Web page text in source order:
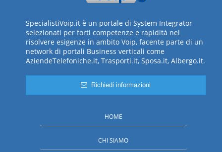
SpecialistiVoip.it è un portale di System Integrator
selezionati per forti competenze e rapidità nel
risolvere esigenze in ambito Voip, facente parte di un
network di portali Business verticali come
AziendeTelefoniche.it, Trasporti.it, Sposa.it, Albergo.it.
Richiedi informazioni
HOME
CHI SIAMO